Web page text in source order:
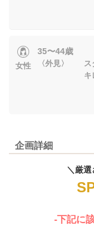
女性
35〜44歳
〈外見〉 ス
キレイ系
企画詳細
＼厳選
-下記に